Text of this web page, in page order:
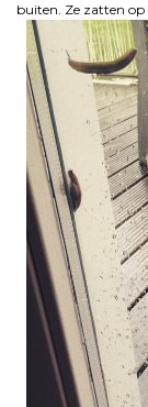
buiten. Ze zatten